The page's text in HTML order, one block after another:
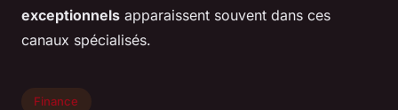
exceptionnels apparaissent souvent dans ces
canaux spécialisés.
Finance